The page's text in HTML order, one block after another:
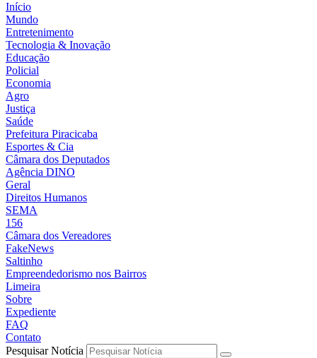
Início
Mundo
Entretenimento
Tecnologia & Inovação
Educação
Policial
Economia
Agro
Justiça
Saúde
Prefeitura Piracicaba
Esportes & Cia
Câmara dos Deputados
Agência DINO
Geral
Direitos Humanos
SEMA
156
Câmara dos Vereadores
FakeNews
Saltinho
Empreendedorismo nos Bairros
Limeira
Sobre
Expediente
FAQ
Contato
Pesquisar Notícia